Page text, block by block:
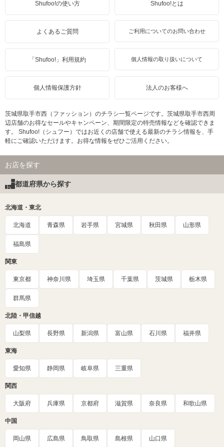
Shufoo!の使い方 Shufoo!とは
よくあるご質問 ご利用についてのお問い合わせ
「Shufoo!」利用規約 個人情報の取り扱いについて
個人情報保護方針 法人のお客様へ
茨城県取手市西（ファッション）のチラシ一覧ページです。茨城県取手市西周
辺店舗のお得なセールやキャンペーン、期間限定の特売情報などを確認できま
す。 Shufoo!（シュフー）ではお近くの店舗で使える最新のチラシ情報を、手
軽にご確認いただけます。お得な情報をぜひご活用ください。
お店を探す
都道府県から探す
北海道・東北
北海道 青森県 岩手県 宮城県 秋田県 山形県
福島県
関東
東京都 神奈川県 埼玉県 千葉県 茨城県 栃木県
群馬県
北陸・甲信越
山梨県 長野県 新潟県 富山県 石川県 福井県
東海
愛知県 静岡県 岐阜県 三重県
関西
大阪府 兵庫県 京都府 滋賀県 奈良県 和歌山県
中国
岡山県 広島県 鳥取県 島根県 山口県